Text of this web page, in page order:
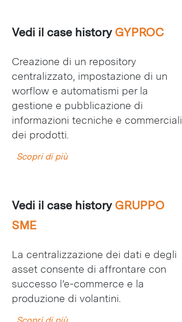
Vedi il case history GYPROC
Creazione di un repository
centralizzato, impostazione di un
worflow e automatismi per la
gestione e pubblicazione di
informazioni tecniche e commerciali
dei prodotti.
Scopri di più
Vedi il case history GRUPPO
SME
La centralizzazione dei dati e degli
asset consente di affrontare con
successo l’e-commerce e la
produzione di volantini.